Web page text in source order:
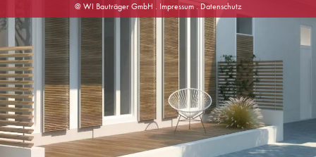
@ WI Bauträger GmbH . Impressum. Datenschutz